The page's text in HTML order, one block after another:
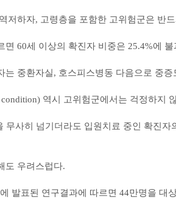
저하자, 고령층을 포함한 고위험군은 반
면 60세 이상의 확진자 비중은 25.4%에
는 중환자실, 호스피스병동 다음으로 중
역시 고위험군에서는 걱정하지
무사히 넘기더라도 입원치료 중인 확진
도 우려스럽다.
발표된 연구결과에 따르면 44만명을